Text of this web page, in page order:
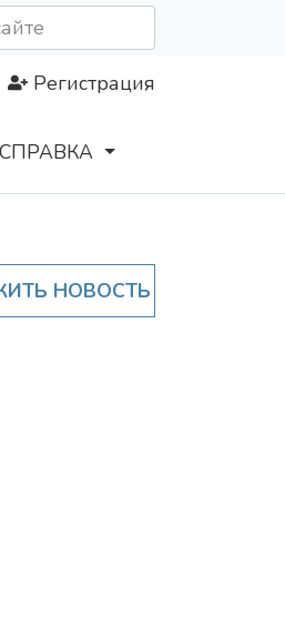
Регистрация
СПРАВКА
НОВОСТЬ